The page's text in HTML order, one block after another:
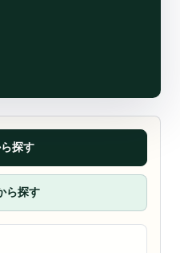
探す
ら探す